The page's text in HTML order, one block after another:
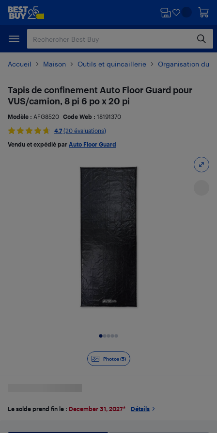
Passer
principal
Passer
Accueil Maison Outils et quincaillerie Organisation du
Photos (5)
Tapis de confinement Auto Floor Guard pour
VUS/camion, 8 pi 6 po x 20 pi
Modèle : AFG8520 Code Web : 18191370
4.7 (20 évaluations)
Vendu et expédié par Auto Floor Guard
Le solde prend fin le : December 31, 2027* Détails